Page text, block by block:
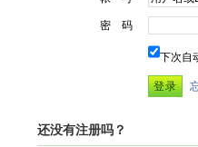
密 码
下次自
还没有注册吗？